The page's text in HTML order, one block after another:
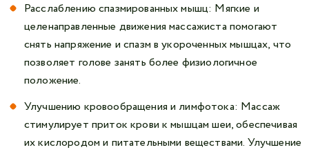
Расслаблению спазмированных мышц: Мягкие и
целенаправленные движения массажиста помогают
снять напряжение и спазм в укороченных мышцах, что
позволяет голове занять более физиологичное
положение.
Улучшению кровообращения и лимфотока: Массаж
стимулирует приток крови к мышцам шеи, обеспечивая
их кислородом и питательными веществами. Улучшение